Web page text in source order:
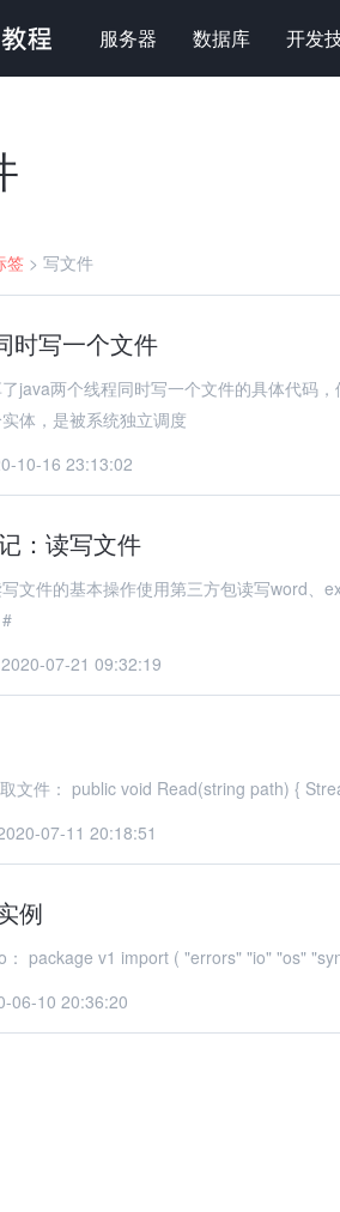
服务器 数据库 开发
签 > 写文件
时写一个文件
java两个线程同时写一个文件的具体代
体，是被系统独立调度
10-16 23:13:02
：读写文件
文件的基本操作使用第三方包读写word、
2020-07-21 09:32:19
1、C#读
07-11 20:18:51
例
06-10 20:36:20